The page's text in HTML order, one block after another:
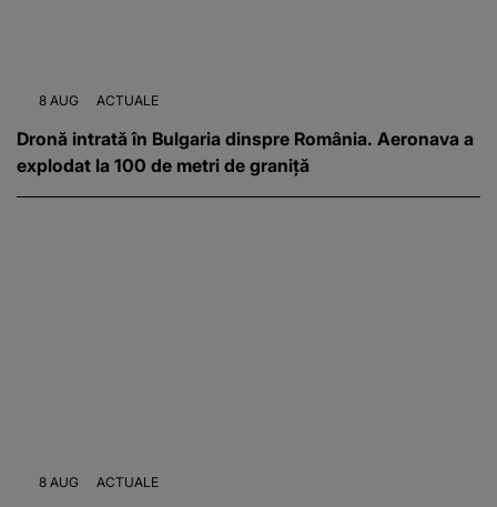
8 AUG ACTUALE
Dronă intrată în Bulgaria dinspre România. Aeronava a
explodat la 100 de metri de graniță
8 AUG ACTUALE